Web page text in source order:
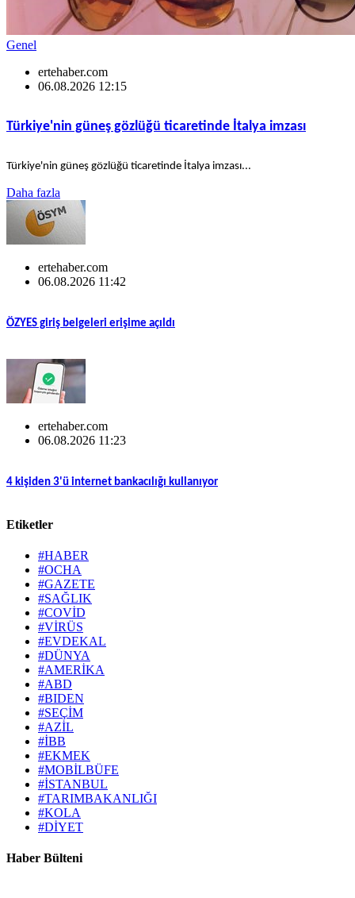
Genel
ertehaber.com
06.08.2026 12:15
Türkiye'nin güneş gözlüğü ticaretinde İtalya imzası
Türkiye'nin güneş gözlüğü ticaretinde İtalya imzası...
Daha fazla
ertehaber.com
06.08.2026 11:42
ÖZYES giriş belgeleri erişime açıldı
ertehaber.com
06.08.2026 11:23
4 kişiden 3'ü internet bankacılığı kullanıyor
Etiketler
#HABER
#OCHA
#GAZETE
#SAĞLIK
#COVİD
#VİRÜS
#EVDEKAL
#DÜNYA
#AMERİKA
#ABD
#BIDEN
#SEÇİM
#AZİL
#İBB
#EKMEK
#MOBİLBÜFE
#İSTANBUL
#TARIMBAKANLIĞI
#KOLA
#DİYET
Haber Bülteni